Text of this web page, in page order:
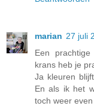
marian 27 juli
Een
krans heb je
Ja kleuren
En als ik het
toch weer